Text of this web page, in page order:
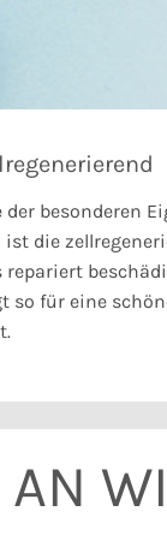
der besonderen
ist die
repariert
so für eine